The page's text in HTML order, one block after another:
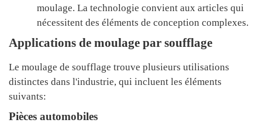
moulage. La technologie convient aux articles qui
nécessitent des éléments de conception complexes.
Applications de moulage par soufflage
Le moulage de soufflage trouve plusieurs utilisations
distinctes dans l'industrie, qui incluent les éléments
suivants:
Pièces automobiles